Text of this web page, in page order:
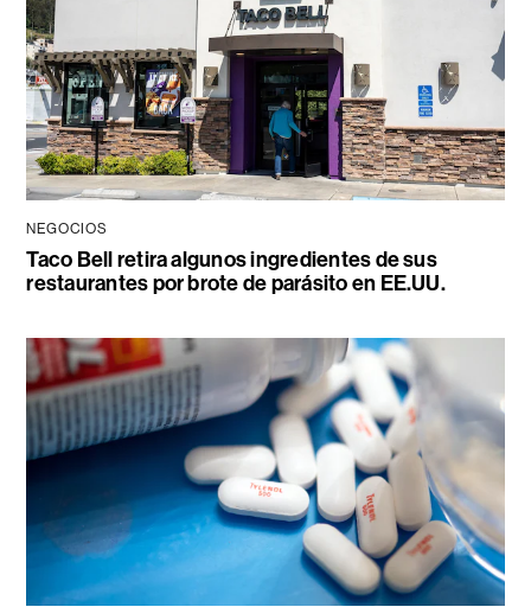
NEGOCIOS
Taco Bell retira algunos ingredientes de sus
restaurantes por brote de parásito en EE.UU.